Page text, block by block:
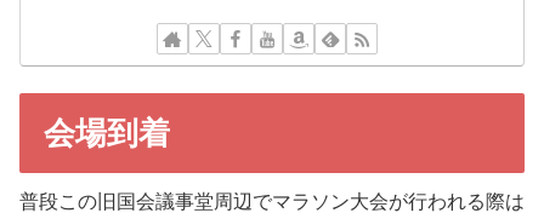
会場到着
普段この旧国会議事堂周辺でマラソン大会が行われる際は